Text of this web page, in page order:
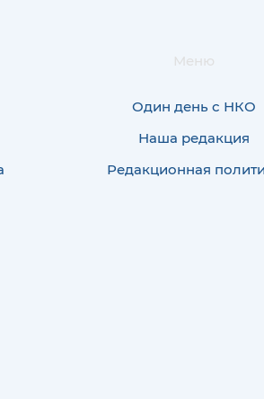
Меню
Один день с НКО
Наша редакция
Редакционная